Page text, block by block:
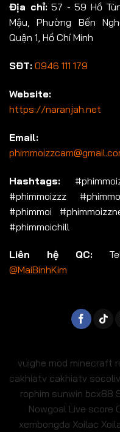
Địa chỉ:57 - 59 Hồ
Mậu, Phường Bến
Quận 1, Hồ Chí Minh
SĐT: 0946 111 179
Website:
https://naranjah.net
Email:
Hashtags:
#phimmoizzz
#phimmoi
#phimmoichill
Liên hệ QC:
@MaiBinhKim
vuighe mod minecraft
cakhiatv cakhiatv
rophim sunwin bcx88
Nowgoal Live score
xembongda Xoilac